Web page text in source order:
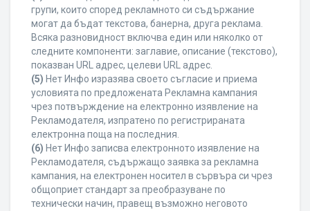
групи, които според рекламното си съдържание
могат да бъдат текстова, банерна, друга реклама.
Всяка разновидност включва един или няколко от
следните компоненти: заглавие, описание (текстово),
показван URL адрес, целеви URL адрес.
(5) Нет Инфо изразява своето съгласие и приема
условията по предложената Рекламна кампания
чрез потвърждение на електронно изявление на
Рекламодателя, изпратено по регистрираната
електронна поща на последния.
(6) Нет Инфо записва електронното изявление на
Рекламодателя, съдържащо заявка за рекламна
кампания, на електронен носител в сървъра си чрез
общоприет стандарт за преобразуване по
технически начин, правещ възможно неговото